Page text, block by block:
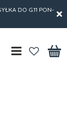
DO G.11 PON-